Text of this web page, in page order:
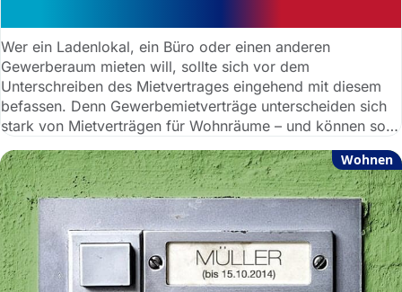
Wer ein Ladenlokal, ein Büro oder einen anderen
Gewerberaum mieten will, sollte sich vor dem
Unterschreiben des Mietvertrages eingehend mit diesem
befassen. Denn Gewerbemietverträge unterscheiden sich
stark von Mietverträgen für Wohnräume – und können so
manchen Fallstrick enthalten.
Wohnen